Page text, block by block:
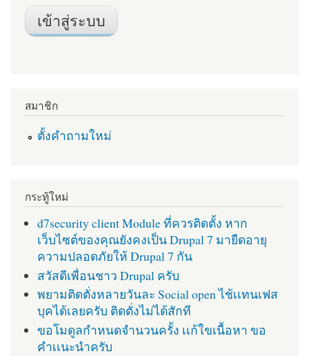
สมาชิก
ตั้งคำถามใหม่
กระทู้ใหม่
d7security client Module ที่ควรติดตั้ง หาก
เว็บไซต์ของคุณยังคงเป็น Drupal 7 มายืดอายุ
ความปลอดภัยให้ Drupal 7 กัน
สวัสดีเพื่อนชาว Drupal ครับ
พยามติดตั่งหลายวันละ Social open ไช้เเทนเฟส
บุคได้เลยครับ ติดตั่งไม่ได้สักที
ขอโมดูลกำหนดจำนวนครั้ง เเก้ใขเนื้อหา ขอ
คำเเนะนำครับ